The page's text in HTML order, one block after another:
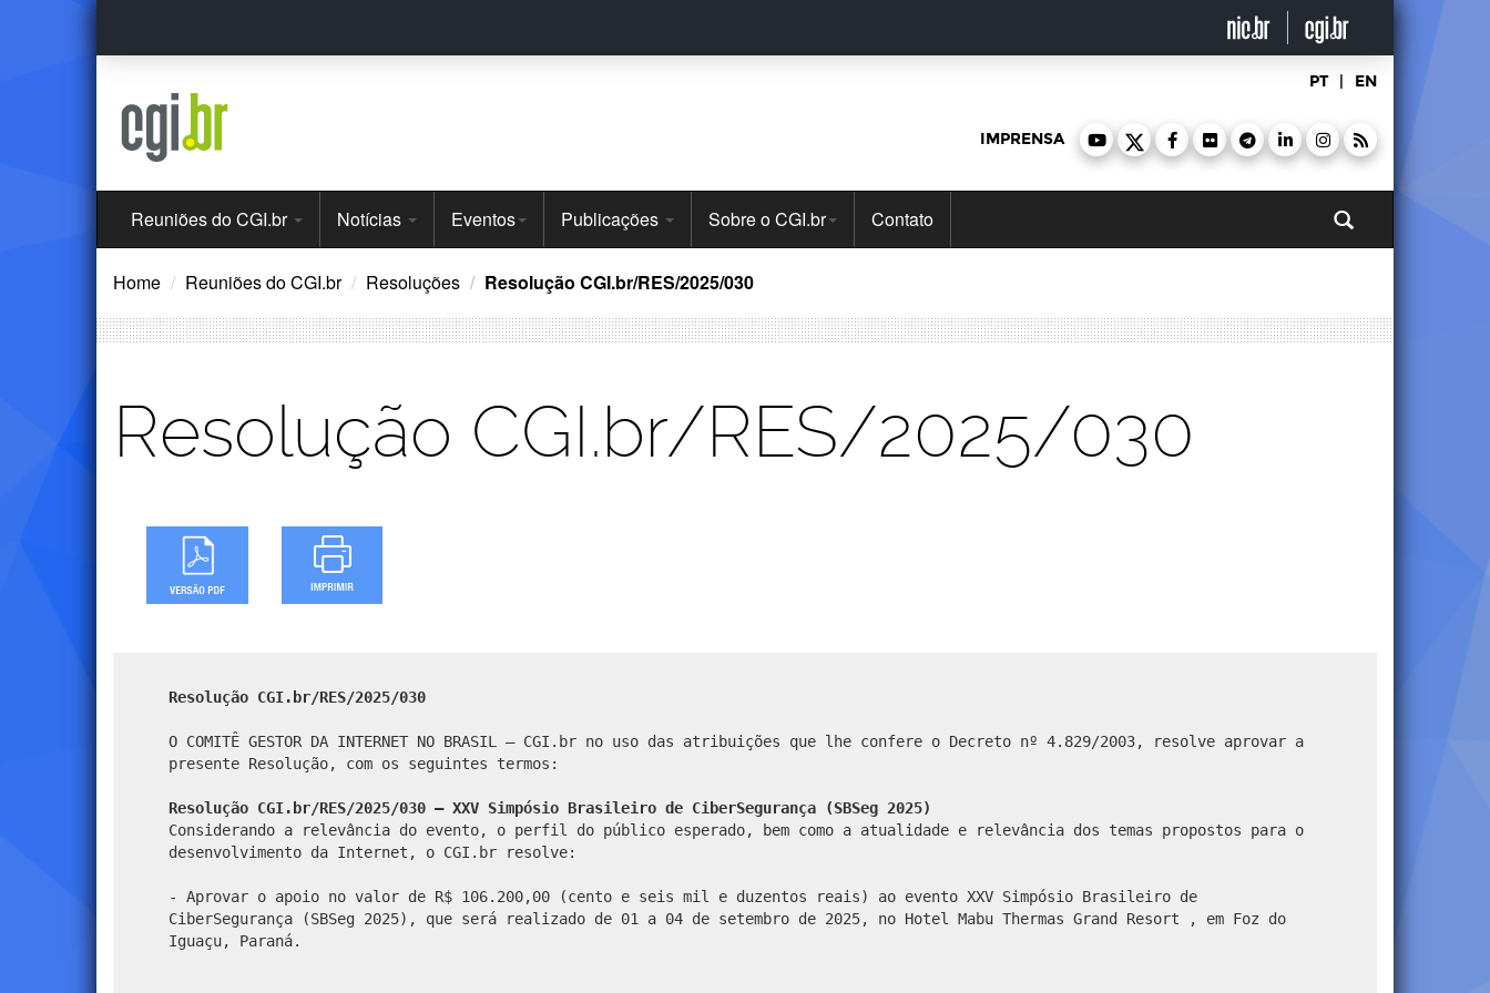
Ir
o
PT | EN
IMPRENSA
Menu
Principal
Reuniões do CGI.br Notícias Eventos Publicações Sobre o CGI.br Contato
Home Reuniões do CGI.br Resoluções Resolução CGI.br/RES/2025/030
Resolução CGI.br/RES/2025/030
Resolução CGI.br/RES/2025/030
O COMITÊ GESTOR DA INTERNET NO BRASIL – CGI.br no uso das atribuições que lhe confere o Decreto nº 4.829/2003, resolve aprovar a
presente Resolução, com os seguintes termos:
Resolução CGI.br/RES/2025/030 – XXV Simpósio Brasileiro de CiberSegurança (SBSeg 2025)
Considerando a relevância do evento, o perfil do público esperado, bem como a atualidade e relevância dos temas propostos para o
desenvolvimento da Internet, o CGI.br resolve:
- Aprovar o apoio no valor de R$ 106.200,00 (cento e seis mil e duzentos reais) ao evento XXV Simpósio Brasileiro de
CiberSegurança (SBSeg 2025), que será realizado de 01 a 04 de setembro de 2025, no Hotel Mabu Thermas Grand Resort , em Foz do
Iguaçu, Paraná.